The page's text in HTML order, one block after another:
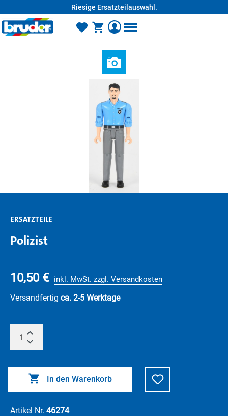
Riesige Ersatzteilauswahl.
ERSATZTEILE
Polizist
10,50 € inkl. MwSt. zzgl. Versandkosten
Versandfertig ca. 2-5 Werktage
In den Warenkorb
Artikel Nr. 46274